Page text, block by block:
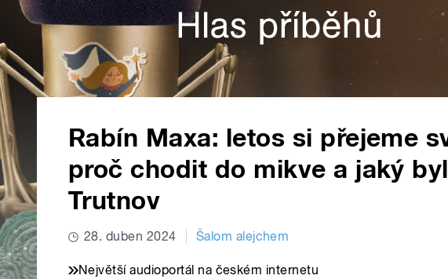
Rabín Maxa: letos si přejeme
proč chodit do mikve a jaký
Trutnov
28. duben 2024 Šalom alejchem
Největší audioportál na českém internetu